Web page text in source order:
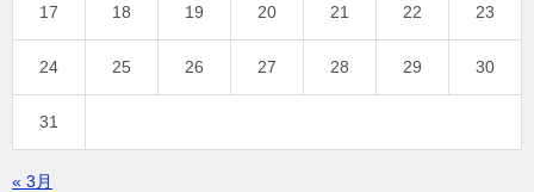
17 18 19 20 21 22 23
24 25 26 27 28 29 30
31
« 3月